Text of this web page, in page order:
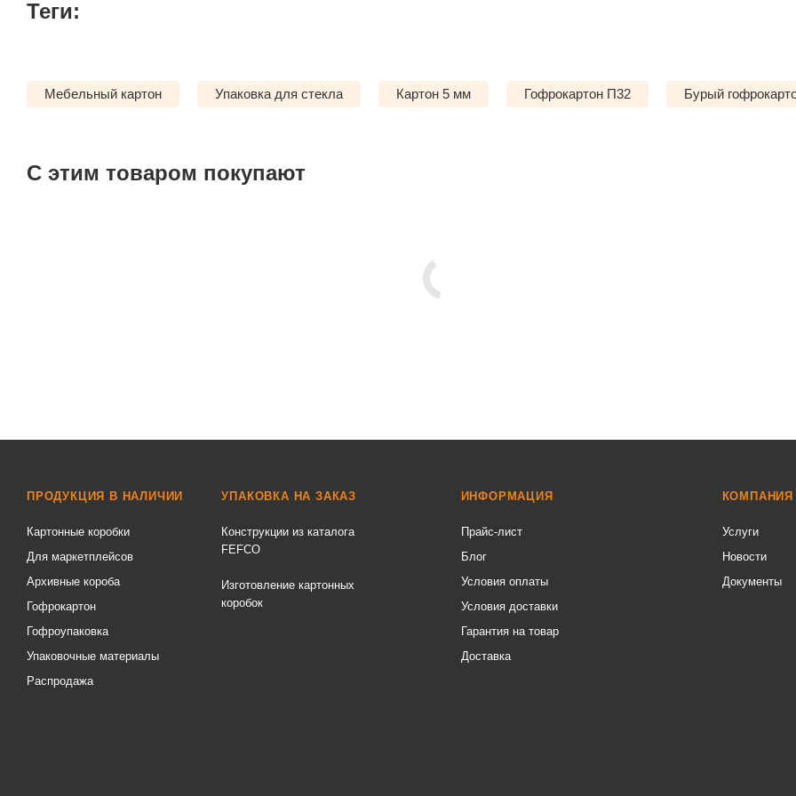
Теги:
Мебельный картон Упаковка для стекла Картон 5 мм Гофрокартон П32 Бурый
С этим товаром покупают
ПРОДУКЦИЯ В НАЛИЧИИ
Картонные коробки
Для маркетплейсов
Архивные короба
Гофрокартон
Гофроупаковка
Упаковочные материалы
Распродажа
УПАКОВКА НА ЗАКАЗ
Конструкции из каталога
FEFCO
Изготовление картонных
коробок
ИНФОРМАЦИЯ
Прайс-лист
Блог
Условия оплаты
Условия доставки
Гарантия на товар
Доставка
КОМПАНИЯ
Услуги
Новости
Документы